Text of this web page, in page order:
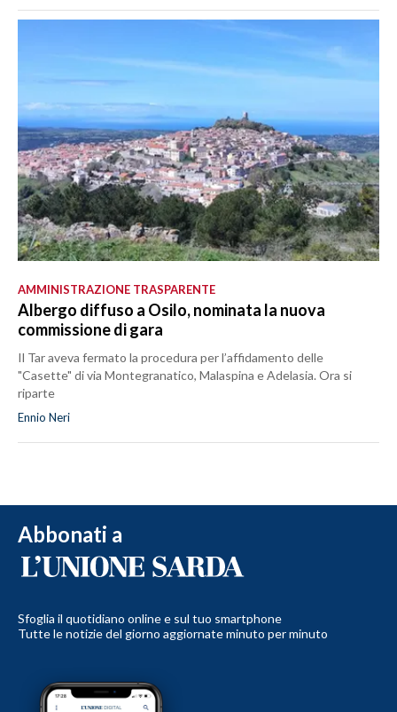
AMMINISTRAZIONE TRASPARENTE
Albergo diffuso a Osilo, nominata la nuova
commissione di gara
Il Tar aveva fermato la procedura per l’affidamento delle
"Casette" di via Montegranatico, Malaspina e Adelasia. Ora si
riparte
Ennio Neri
Abbonati a
Sfoglia il quotidiano online e sul tuo smartphone
Tutte le notizie del giorno aggiornate minuto per minuto